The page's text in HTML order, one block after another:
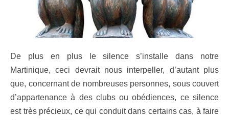
De plus en plus le silence s’installe dans notre
Martinique, ceci devrait nous interpeller, d’autant plus
que, concernant de nombreuses personnes, sous couvert
d’appartenance à des clubs ou obédiences, ce silence
est très précieux, ce qui conduit dans certains cas, à faire